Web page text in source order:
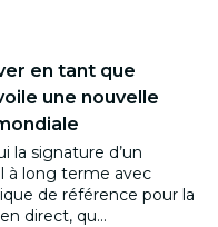
en tant que
une nouvelle
la signature d’un
à long terme avec
de référence pour la
direct, qu...